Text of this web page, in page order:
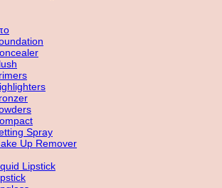
Spray
Up Remover
Lipstick